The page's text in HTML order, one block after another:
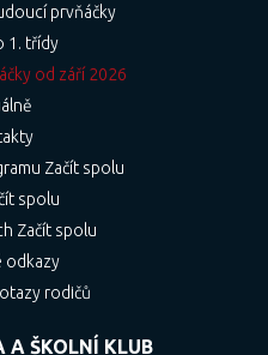
prvňáčky
1. třídy
od září 2026
Začít spolu
spolu
Začít spolu
odkazy
rodičů
A ŠKOLNÍ KLUB